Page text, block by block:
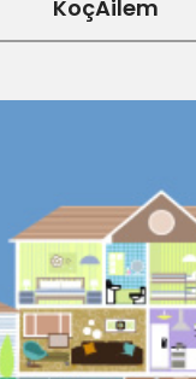
KoçAilem